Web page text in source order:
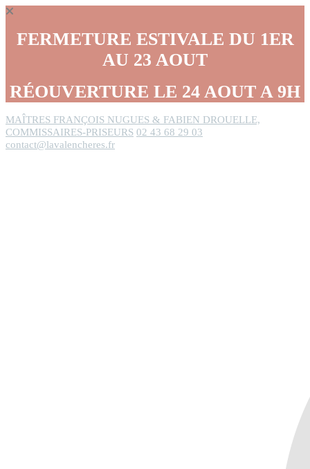
FERMETURE ESTIVALE DU 1ER
AU 23 AOUT
RÉOUVERTURE LE 24 AOUT A 9H
MAÎTRES FRANÇOIS NUGUES & FABIEN DROUELLE,
COMMISSAIRES-PRISEURS 02 43 68 29 03
contact@lavalencheres.fr
Panneau de gestion des cookies